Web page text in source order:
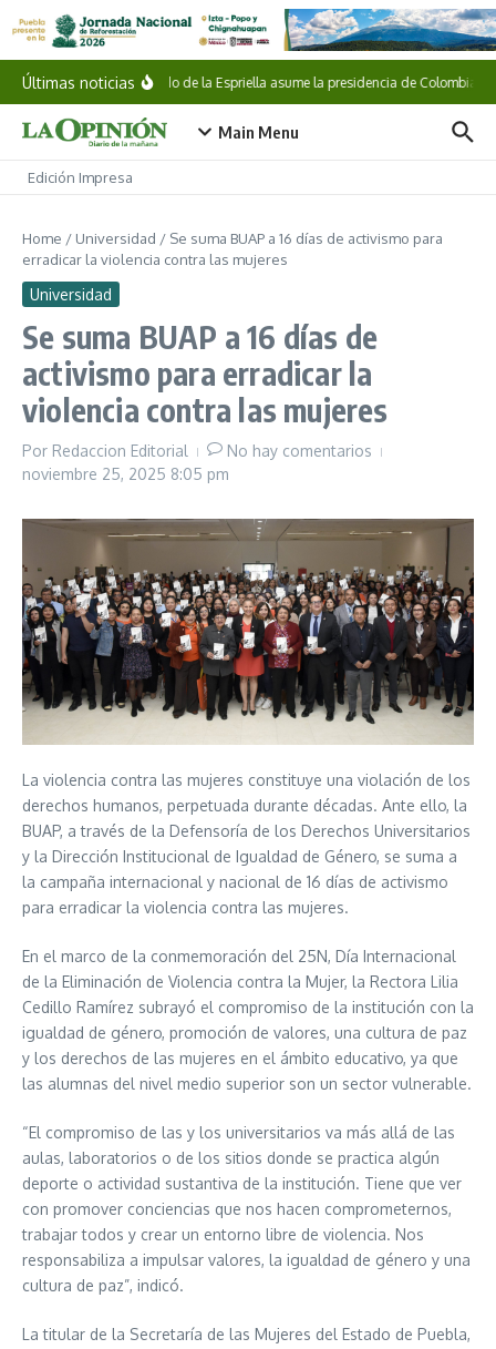
Saltar al contenido
Últimas noticiasAbelardo de la Espriella asume la presidencia de Colombia
Main Menu
Edición Impresa
Home / Universidad / Se suma BUAP a 16 días de activismo para
erradicar la violencia contra las mujeres
Universidad
Se suma BUAP a 16 días de
activismo para erradicar la
violencia contra las mujeres
Por Redaccion Editorial
No hay comentarios
noviembre 25, 2025 8:05 pm
La violencia contra las mujeres constituye una violación de los
derechos humanos, perpetuada durante décadas. Ante ello, la
BUAP, a través de la Defensoría de los Derechos Universitarios
y la Dirección Institucional de Igualdad de Género, se suma a
la campaña internacional y nacional de 16 días de activismo
para erradicar la violencia contra las mujeres.
En el marco de la conmemoración del 25N, Día Internacional
de la Eliminación de Violencia contra la Mujer, la Rectora Lilia
Cedillo Ramírez subrayó el compromiso de la institución con la
igualdad de género, promoción de valores, una cultura de paz
y los derechos de las mujeres en el ámbito educativo, ya que
las alumnas del nivel medio superior son un sector vulnerable.
“El compromiso de las y los universitarios va más allá de las
aulas, laboratorios o de los sitios donde se practica algún
deporte o actividad sustantiva de la institución. Tiene que ver
con promover conciencias que nos hacen comprometernos,
trabajar todos y crear un entorno libre de violencia. Nos
responsabiliza a impulsar valores, la igualdad de género y una
cultura de paz”, indicó.
La titular de la Secretaría de las Mujeres del Estado de Puebla,